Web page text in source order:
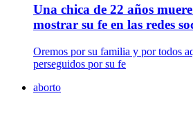
Una chica de 22 años
mostrar su fe en las redes
Oremos por su familia y por todos
perseguidos por su fe
aborto